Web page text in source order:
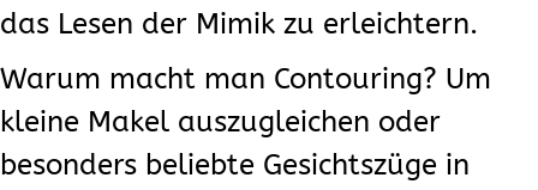
das Lesen der Mimik zu erleichtern.
Warum macht man Contouring? Um
kleine Makel auszugleichen oder
besonders beliebte Gesichtszüge in